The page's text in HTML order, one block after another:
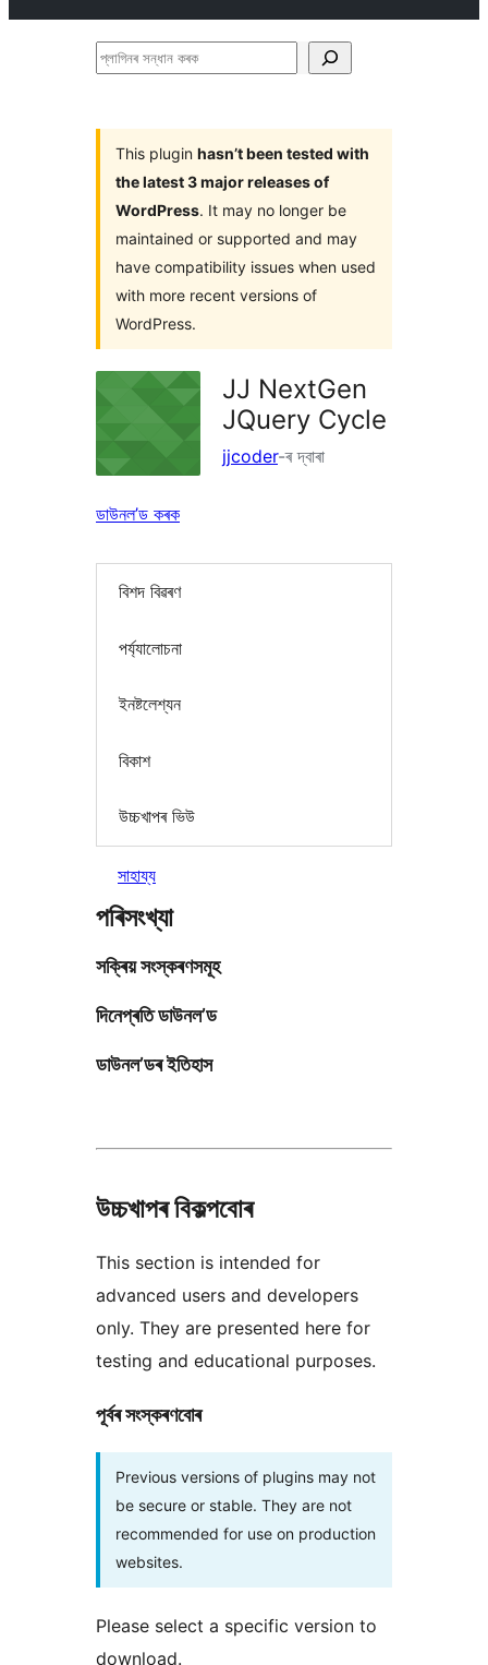
প্লাগিনৰ
This plugin hasn’t been tested with
the latest 3 major releases of
WordPress. It may no longer be
maintained or supported and may
have compatibility issues when used
with more recent versions of
WordPress.
JJ NextGen
JQuery Cycle
jjcoder-ৰ দ্বাৰা
ডাউনল’ড কৰক
বিশদ বিৱৰণ
পৰ্য্যালোচনা
ইনষ্টলেশ্যন
বিকাশ
উচ্চখাপৰ ভিউ
সাহায্য
পৰিসংখ্যা
সক্ৰিয় সংস্কৰণসমূহ
দিনেপ্ৰতি ডাউনল’ড
ডাউনল’ডৰ ইতিহাস
উচ্চখাপৰ বিকল্পবোৰ
This section is intended for
advanced users and developers
only. They are presented here for
testing and educational purposes.
পূৰ্বৰ সংস্কৰণবোৰ
Previous versions of plugins may not
be secure or stable. They are not
recommended for use on production
websites.
Please select a specific version to
download.